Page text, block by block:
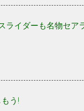
イダーも名物セア
う!